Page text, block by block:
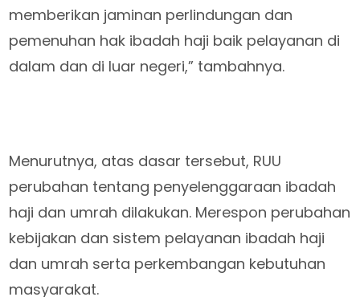
memberikan jaminan perlindungan dan
pemenuhan hak ibadah haji baik pelayanan di
dalam dan di luar negeri,” tambahnya.
Menurutnya, atas dasar tersebut, RUU
perubahan tentang penyelenggaraan ibadah
haji dan umrah dilakukan. Merespon perubahan
kebijakan dan sistem pelayanan ibadah haji
dan umrah serta perkembangan kebutuhan
masyarakat.